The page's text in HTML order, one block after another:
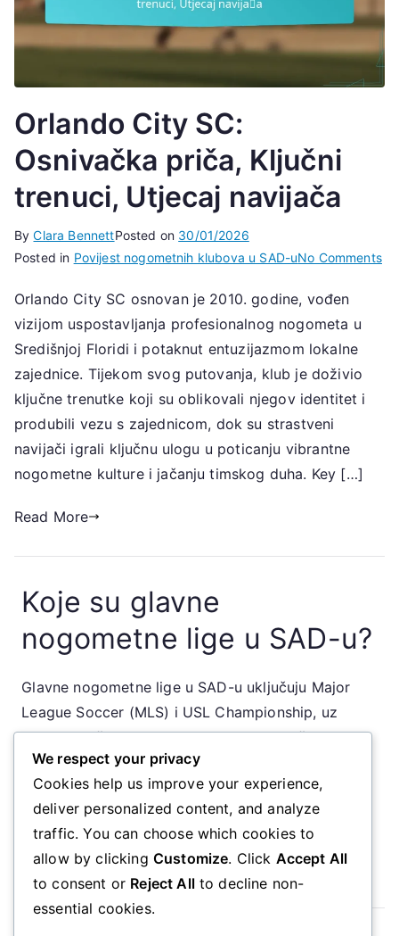
Orlando City SC:
Osnivačka priča, Ključni
trenuci, Utjecaj navijača
ByClara BennettPosted on 30/01/2026
Posted in Povijest nogometnih klubova u SAD-uNo Commentson
Orlando City SC osnovan je 2010. godine, vođen
vizijom uspostavljanja profesionalnog nogometa u
Središnjoj Floridi i potaknut entuzijazmom lokalne
zajednice. Tijekom svog putovanja, klub je doživio
ključne trenutke koji su oblikovali njegov identitet i
produbili vezu s zajednicom, dok su strastveni
navijači igrali ključnu ulogu u poticanju vibrantne
nogometne kulture i jačanju timskog duha. Key […]
Read More
Koje su glavne
nogometne lige u SAD-u?
Glavne nogometne lige u SAD-u uključuju Major
League Soccer (MLS) i USL Championship, uz
nekoliko nižerazrednih liga. Ove lige pružaju
strukturirano okruženje za profesionalni nogomet,
potičući talent i natjecanje diljem zemlje.
▾
We respect your privacy
Cookies help us improve your experience,
deliver personalized content, and analyze
traffic. You can choose which cookies to
allow by clicking Customize. Click Accept All
to consent or Reject Allto decline non-
essential cookies.